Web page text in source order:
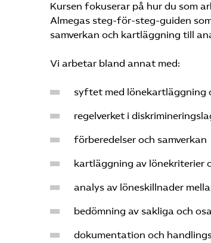
Kursen fokuserar på hur du som
Almegas steg-för-steg-guiden
samverkan och kartläggning till
Vi arbetar bland annat med:
syftet med lönekartläggning
regelverket i
förberedelser och samverkan
kartläggning av lönekriterier
analys av löneskillnader
bedömning av sakliga och
dokumentation och